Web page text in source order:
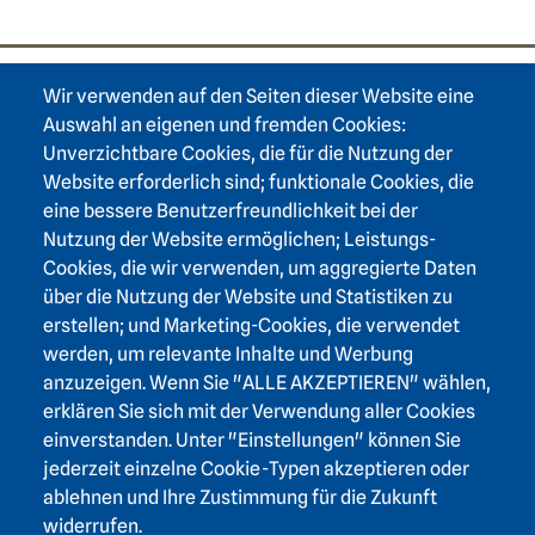
Wir verwenden auf den Seiten dieser Website eine
Auswahl an eigenen und fremden Cookies:
Unverzichtbare Cookies, die für die Nutzung der
Website erforderlich sind; funktionale Cookies, die
eine bessere Benutzerfreundlichkeit bei der
Nutzung der Website ermöglichen; Leistungs-
Cookies, die wir verwenden, um aggregierte Daten
über die Nutzung der Website und Statistiken zu
erstellen; und Marketing-Cookies, die verwendet
werden, um relevante Inhalte und Werbung
anzuzeigen. Wenn Sie "ALLE AKZEPTIEREN" wählen,
erklären Sie sich mit der Verwendung aller Cookies
einverstanden. Unter "Einstellungen" können Sie
jederzeit einzelne Cookie-Typen akzeptieren oder
ablehnen und Ihre Zustimmung für die Zukunft
widerrufen.
Footer area one
Footer area two
Login Intranet
Presse
Footer area three
Heidelberger Akademie der Wissenschaften
Karlstraße 4
69117 Heidelberg
+49 6221 / 54 32 65
hadw@hadw-bw.de